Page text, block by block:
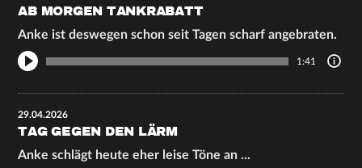
AB MORGEN TANKRABATT
Anke ist deswegen schon seit Tagen scharf angebraten.
1:41
29.04.2026
TAG GEGEN DEN LÄRM
Anke schlägt heute eher leise Töne an ...